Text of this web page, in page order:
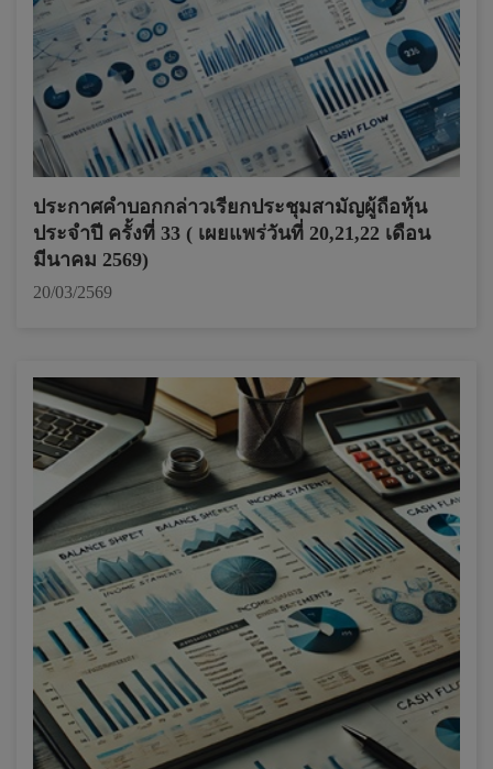
ประกาศคำบอกกล่าวเรียกประชุมสามัญผู้ถือหุ้น
ประจำปี ครั้งที่ 33 ( เผยแพร่วันที่ 20,21,22 เดือน
มีนาคม 2569)
20/03/2569